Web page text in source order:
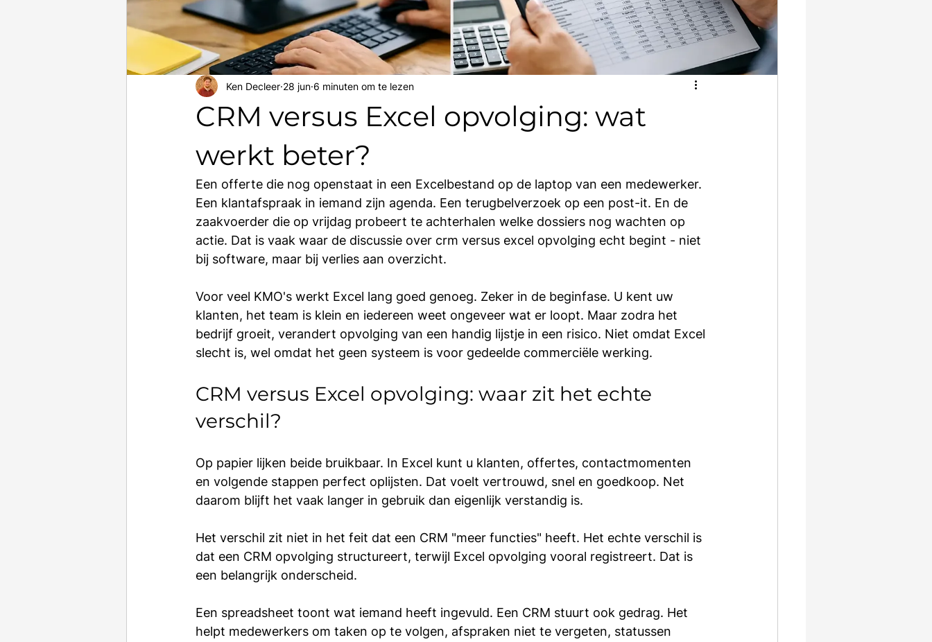
CRM versus Excel opvolging: wat
werkt beter?
Ken Decleer 28 jun 6 minuten om te lezen
Een offerte die nog openstaat in een Excelbestand op de laptop van een medewerker.
Een klantafspraak in iemand zijn agenda. Een terugbelverzoek op een post-it. En de
zaakvoerder die op vrijdag probeert te achterhalen welke dossiers nog wachten op
actie. Dat is vaak waar de discussie over crm versus excel opvolging echt begint - niet
bij software, maar bij verlies aan overzicht.
Voor veel KMO's werkt Excel lang goed genoeg. Zeker in de beginfase. U kent uw
klanten, het team is klein en iedereen weet ongeveer wat er loopt. Maar zodra het
bedrijf groeit, verandert opvolging van een handig lijstje in een risico. Niet omdat Excel
slecht is, wel omdat het geen systeem is voor gedeelde commerciële werking.
CRM versus Excel opvolging: waar zit het echte
verschil?
Op papier lijken beide bruikbaar. In Excel kunt u klanten, offertes, contactmomenten
en volgende stappen perfect oplijsten. Dat voelt vertrouwd, snel en goedkoop. Net
daarom blijft het vaak langer in gebruik dan eigenlijk verstandig is.
Het verschil zit niet in het feit dat een CRM "meer functies" heeft. Het echte verschil is
dat een CRM opvolging structureert, terwijl Excel opvolging vooral registreert. Dat is
een belangrijk onderscheid.
Een spreadsheet toont wat iemand heeft ingevuld. Een CRM stuurt ook gedrag. Het
helpt medewerkers om taken op te volgen, afspraken niet te vergeten, statussen